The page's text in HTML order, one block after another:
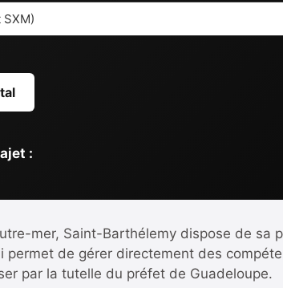
:
mer, Saint-Barthélemy dispose de
permet de gérer directement des
par la tutelle du préfet de Guadeloupe.